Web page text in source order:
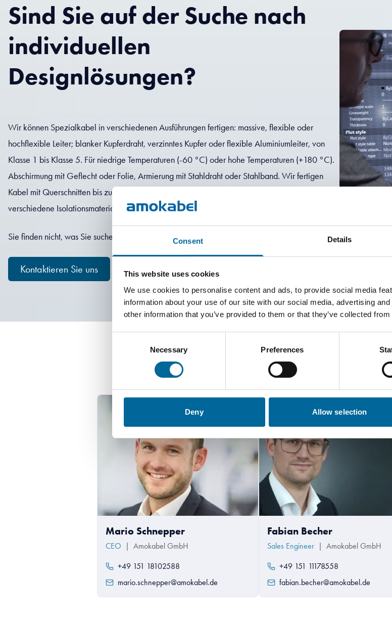
Consent Details
This website uses cookies
We use cookies to personalise content and ads, to provide social media
information about your use of our site with our social media, advertising
other information that you’ve provided to them or that they’ve collected
Necessary Preferences
Deny Allow selection
Sind Sie auf der Suche nach
individuellen
Designlösungen?
Wir können Spezialkabel in verschiedenen Ausführungen fertigen: massive, flexible oder
hochflexible Leiter; blanker Kupferdraht, verzinntes Kupfer oder flexible Aluminiumleiter, von
Klasse 1 bis Klasse 5. Für niedrige Temperaturen (-60 °C) oder hohe Temperaturen (+180 °C).
Abschirmung mit Geflecht oder Folie, Armierung mit Stahldraht oder Stahlband. Wir fertigen
Kabel mit Querschnitten bis zu 2.000 mm² und Durchmessern bis zu 100 mm. Wir bieten
verschiedene Isolationsmaterialien wie PVC, Polyolefin, XLPE, TPE, PE, TPU, EPR und Silikon an.
Sie finden nicht, was Sie suchen? Zögern Sie nicht, uns zu kontaktieren!
Kontaktieren Sie uns
Kontaktieren Sie unsere
Mario Schnepper
CEO | Amokabel GmbH
+49 151 18102588
mario.schnepper@amokabel.de
Fabian Becher
Sales Engineer | Amokabel GmbH
+49 151 11178558
fabian.becher@amokabel.de